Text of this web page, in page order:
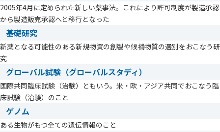
2005年4月に定められた新しい薬事法。これにより許可制度が製造承認
から製造販売承認へと移行となった
基礎研究
新薬となる可能性のある新規物資の創製や候補物質の選別をおこなう研
究
グローバル試験（グローバルスタディ）
国際共同臨床試験（治験）ともいう。米・欧・アジア共同でおこなう臨
床試験（治験）のこと
ゲノム
ある生物がもつ全ての遺伝情報のこと